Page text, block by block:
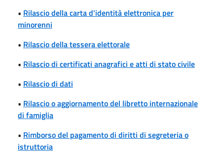
• Rilascio della carta d'identità elettronica per
minorenni
• Rilascio della tessera elettorale
• Rilascio di certificati anagrafici e atti di stato civile
• Rilascio di dati
• Rilascio o aggiornamento del libretto internazionale
di famiglia
• Rimborso del pagamento di diritti di segreteria o
istruttoria